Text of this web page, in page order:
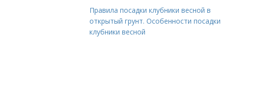
Правила посадки клубники весной в
открытый грунт. Особенности посадки
клубники весной